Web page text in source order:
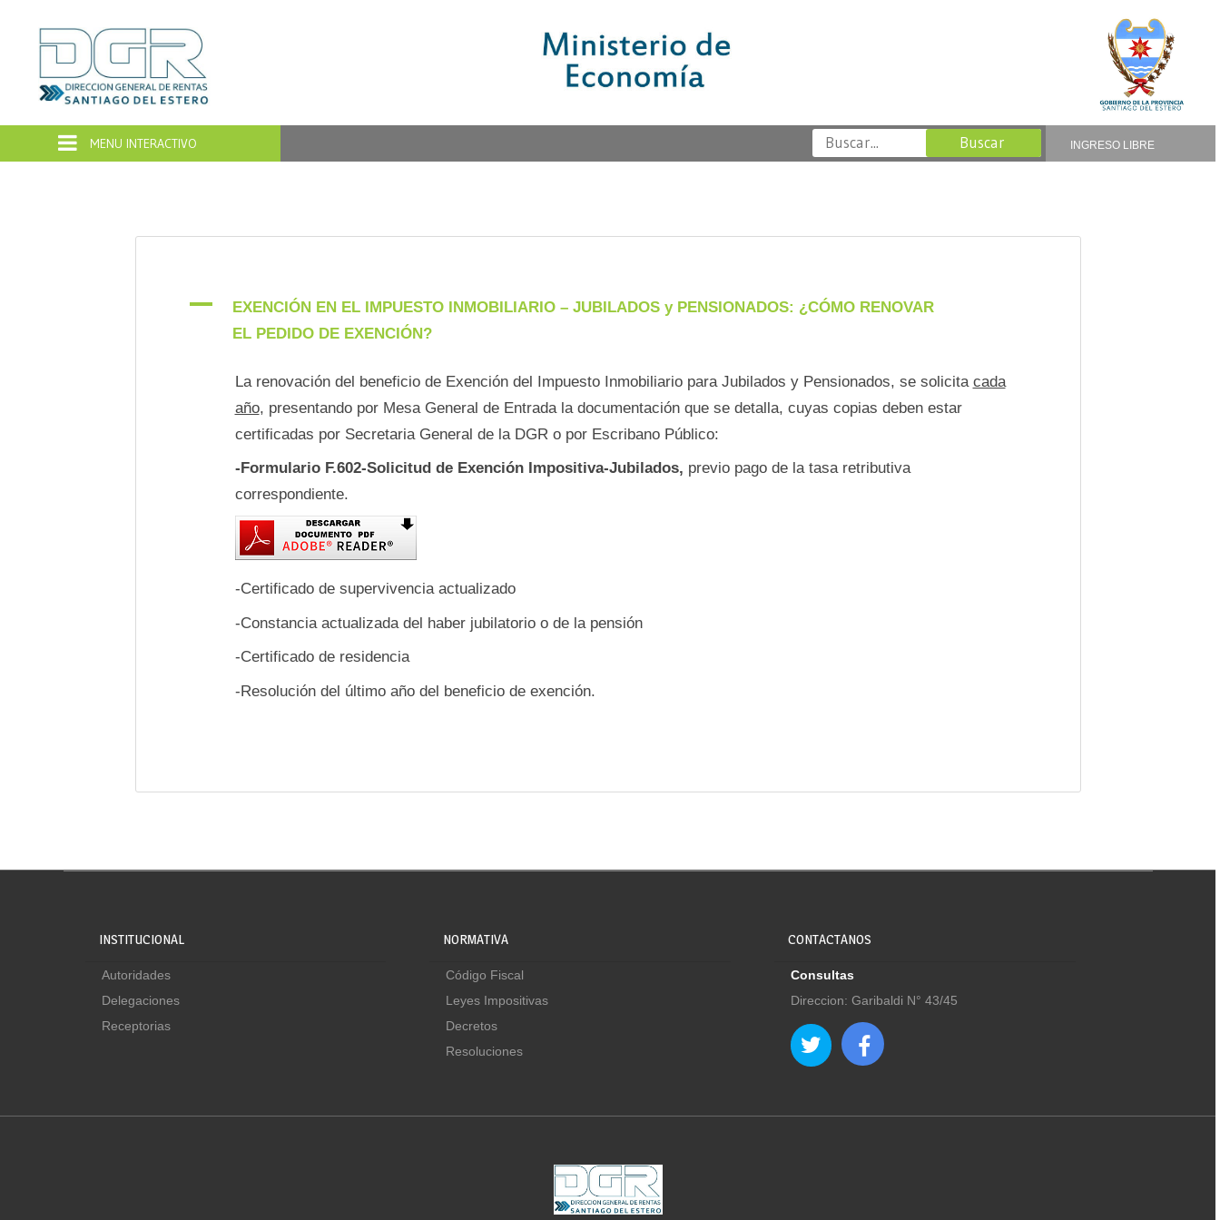
Santiago
del
Estero
INGRESO LIBRE
A
EXENCIÓN EN EL IMPUESTO INMOBILIARIO – JUBILADOS y PENSIONADOS: ¿CÓMO RENOVAR
EL PEDIDO DE EXENCIÓN?
La renovación del beneficio de Exención del Impuesto Inmobiliario para Jubilados y Pensionados, se solicita cada
año, presentando por Mesa General de Entrada la documentación que se detalla, cuyas copias deben estar
certificadas por Secretaria General de la DGR o por Escribano Público:
-Formulario F.602-Solicitud de Exención Impositiva-Jubilados, previo pago de la tasa retributiva
correspondiente.
-Certificado de supervivencia actualizado
-Constancia actualizada del haber jubilatorio o de la pensión
-Certificado de residencia
-Resolución del último año del beneficio de exención.
INSTITUCIONAL
Autoridades
Delegaciones
Receptorias
NORMATIVA
Código Fiscal
Leyes Impositivas
Decretos
Resoluciones
CONTACTANOS
Consultas
Direccion: Garibaldi N° 43/45